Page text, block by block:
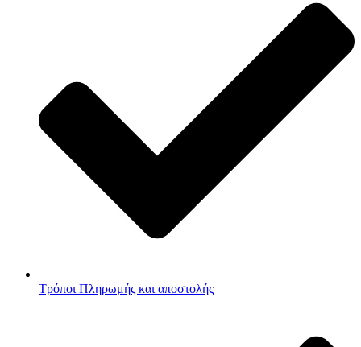
Τρόποι Πληρωμής και αποστολής